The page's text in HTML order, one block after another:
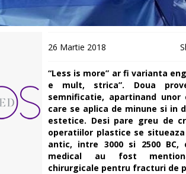
26 Martie 2018
“Less is more” ar fi varianta
e mult, strica”. Doua
semnificatie, apartinand
care se aplica de minune si in
estetice. Desi pare greu de
operatiilor plastice se
antic, intre 3000 si 2500
medical au fost
chirurgicale pentru fracturi de